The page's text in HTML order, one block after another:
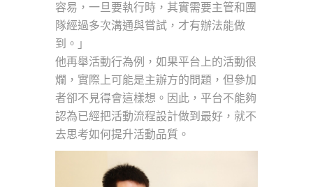
容易，一旦要執行時，其實需要主管和團
隊經過多次溝通與嘗試，才有辦法能做
到。」
他再舉活動行為例，如果平台上的活動很
爛，實際上可能是主辦方的問題，但參加
者卻不見得會這樣想。因此，平台不能夠
認為已經把活動流程設計做到最好，就不
去思考如何提升活動品質。